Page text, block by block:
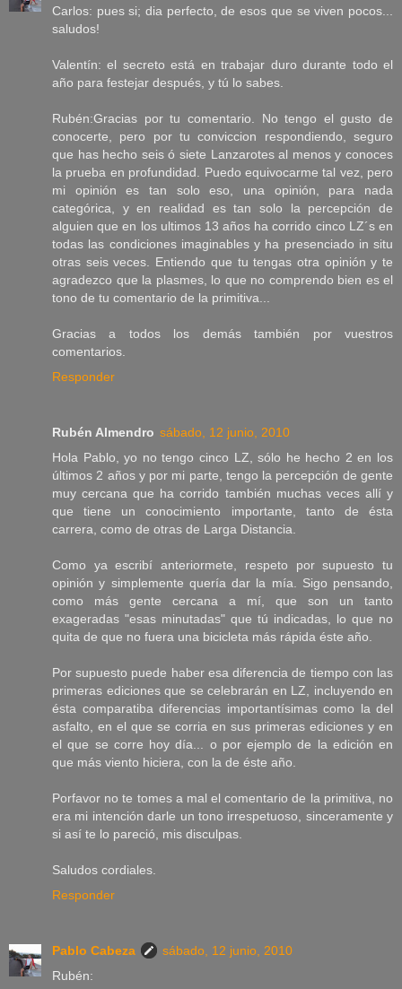
Carlos: pues si; dia perfecto, de esos que se viven pocos...
saludos!
Valentín: el secreto está en trabajar duro durante todo el
año para festejar después, y tú lo sabes.
Rubén:Gracias por tu comentario. No tengo el gusto de
conocerte, pero por tu conviccion respondiendo, seguro
que has hecho seis ó siete Lanzarotes al menos y conoces
la prueba en profundidad. Puedo equivocarme tal vez, pero
mi opinión es tan solo eso, una opinión, para nada
categórica, y en realidad es tan solo la percepción de
alguien que en los ultimos 13 años ha corrido cinco LZ´s en
todas las condiciones imaginables y ha presenciado in situ
otras seis veces. Entiendo que tu tengas otra opinión y te
agradezco que la plasmes, lo que no comprendo bien es el
tono de tu comentario de la primitiva...
Gracias a todos los demás también por vuestros
comentarios.
Responder
Rubén Almendro sábado, 12 junio, 2010
Hola Pablo, yo no tengo cinco LZ, sólo he hecho 2 en los
últimos 2 años y por mi parte, tengo la percepción de gente
muy cercana que ha corrido también muchas veces allí y
que tiene un conocimiento importante, tanto de ésta
carrera, como de otras de Larga Distancia.
Como ya escribí anteriormete, respeto por supuesto tu
opinión y simplemente quería dar la mía. Sigo pensando,
como más gente cercana a mí, que son un tanto
exageradas "esas minutadas" que tú indicadas, lo que no
quita de que no fuera una bicicleta más rápida éste año.
Por supuesto puede haber esa diferencia de tiempo con las
primeras ediciones que se celebrarán en LZ, incluyendo en
ésta comparatiba diferencias importantísimas como la del
asfalto, en el que se corria en sus primeras ediciones y en
el que se corre hoy día... o por ejemplo de la edición en
que más viento hiciera, con la de éste año.
Porfavor no te tomes a mal el comentario de la primitiva, no
era mi intención darle un tono irrespetuoso, sinceramente y
si así te lo pareció, mis disculpas.
Saludos cordiales.
Responder
Pablo Cabeza
sábado, 12 junio, 2010
Rubén: